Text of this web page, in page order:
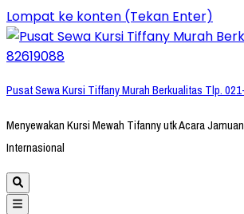
Lompat ke konten (Tekan Enter)
Pusat Sewa Kursi Tiffany Murah Berkualitas Tlp.
Menyewakan Kursi Mewah Tifanny utk Acara
Internasional